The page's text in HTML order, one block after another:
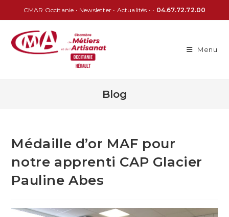
CMAR Occitanie • Newsletter • Actualités • • 04.67.72.72.00
Menu
Blog
Médaille d’or MAF pour
notre apprenti CAP Glacier
Pauline Abes